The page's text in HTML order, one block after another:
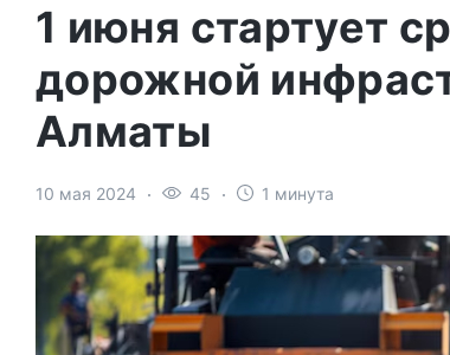
1 июня стартует
дорожной
Алматы
10 мая 2024 45 1 минута